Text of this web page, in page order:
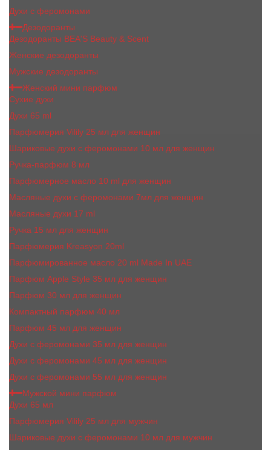
Духи с феромонами
Дезодоранты
Дезодоранты BEA'S Beauty & Scent
Женские дезодоранты
Мужские дезодоранты
Женский мини парфюм
Сухие духи
Духи 65 ml
Парфюмерия Vilily 25 мл для женщин
Шариковые духи с феромонами 10 мл для женщин
Ручка-парфюм 8 мл
Парфюмерное масло 10 ml для женщин
Масляные духи c феромонами 7мл для женщин
Масляные духи 17 ml
Ручка 15 мл для женщин
Парфюмерия Kreasyon 20ml
Парфюмированное масло 20 ml Made In UAE
Парфюм Apple Style 35 мл для женщин
Парфюм 30 мл для женщин
Компактный парфюм 40 мл
Парфюм 45 мл для женщин
Духи с феромонами 35 мл для женщин
Духи с феромонами 45 мл для женщин
Духи с феромонами 55 мл для женщин
Мужской мини парфюм
Духи 65 мл
Парфюмерия Vilily 25 мл для мужчин
Шариковые духи с феромонами 10 мл для мужчин